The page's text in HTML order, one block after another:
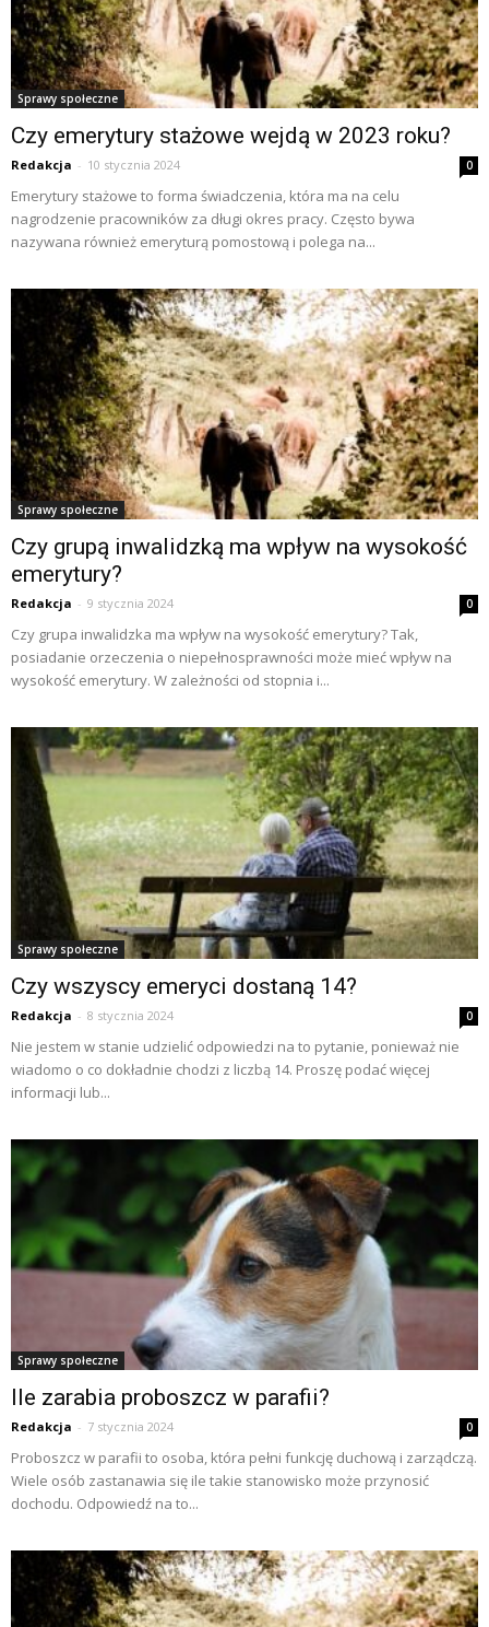
Sprawy społeczne
Czy emerytury stażowe wejdą w 2023 roku?
Redakcja - 10 stycznia 2024 0
Emerytury stażowe to forma świadczenia, która ma na celu
nagrodzenie pracowników za długi okres pracy. Często bywa
nazywana również emeryturą pomostową i polega na...
Sprawy społeczne
Czy grupą inwalidzką ma wpływ na wysokość
emerytury?
Redakcja - 9 stycznia 2024 0
Czy grupa inwalidzka ma wpływ na wysokość emerytury? Tak,
posiadanie orzeczenia o niepełnosprawności może mieć wpływ na
wysokość emerytury. W zależności od stopnia i...
Sprawy społeczne
Czy wszyscy emeryci dostaną 14?
Redakcja - 8 stycznia 2024 0
Nie jestem w stanie udzielić odpowiedzi na to pytanie, ponieważ nie
wiadomo o co dokładnie chodzi z liczbą 14. Proszę podać więcej
informacji lub...
Sprawy społeczne
Ile zarabia proboszcz w parafii?
Redakcja - 7 stycznia 2024 0
Proboszcz w parafii to osoba, która pełni funkcję duchową i zarządczą.
Wiele osób zastanawia się ile takie stanowisko może przynosić
dochodu. Odpowiedź na to...